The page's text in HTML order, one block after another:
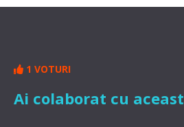
1 VOTURI
Ai colaborat cu